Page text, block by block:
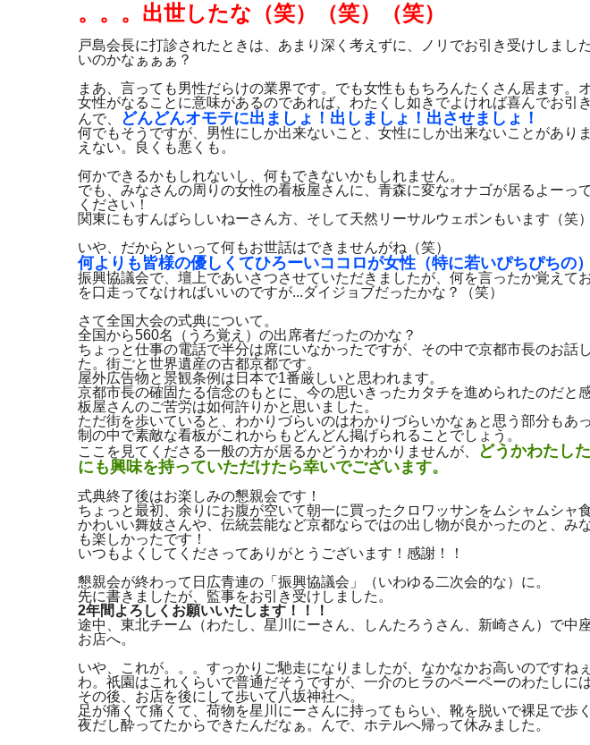
。。。出世したな（笑）（笑）（笑）
戸島会長に打診されたときは、あまり深く考えずに、ノリでお引き受けしまし
いのかなぁぁぁ？
まあ、言っても男性だらけの業界です。でも女性ももちろんたくさん居ます。
女性がなることに意味があるのであれば、わたくし如きでよければ喜んでお引
んで、
どんどんオモテに出ましょ！出しましょ！出させましょ！
何でもそうですが、男性にしか出来ないこと、女性にしか出来ないことがあり
えない。良くも悪くも。
何かできるかもしれないし、何もできないかもしれません。
でも、みなさんの周りの女性の看板屋さんに、青森に変なオナゴが居るよーっ
ください！
関東にもすんばらしいねーさん方、そして天然リーサルウェポンもいます（笑）
いや、だからといって何もお世話はできませんがね（笑）
何よりも皆様の優しくてひろーいココロが女性（特に若いぴちぴちの
振興協議会で、壇上であいさつさせていただきましたが、何を言ったか覚えて
を口走ってなければいいのですが...ダイジョブだったかな？（笑）
さて全国大会の式典について。
全国から560名（うろ覚え）の出席者だったのかな？
ちょっと仕事の電話で半分は席にいなかったですが、その中で京都市長のお話
た。街ごと世界遺産の古都京都です。
屋外広告物と景観条例は日本で1番厳しいと思われます。
京都市長の確固たる信念のもとに、今の思いきったカタチを進められたのだと
板屋さんのご苦労は如何許りかと思いました。
ただ街を歩いていると、わかりづらいのはわかりづらいかなぁと思う部分もあ
制の中で素敵な看板がこれからもどんどん掲げられることでしょう。
ここを見てくださる一般の方が居るかどうかわかりませんが、
どうかわたし
にも興味を持っていただけたら幸いでございます。
式典終了後はお楽しみの懇親会です！
ちょっと最初、余りにお腹が空いて朝一に買ったクロワッサンをムシャムシャ
かわいい舞妓さんや、伝統芸能など京都ならではの出し物が良かったのと、み
も楽しかったです！
いつもよくしてくださってありがとうございます！感謝！！
懇親会が終わって日広青連の「振興協議会」（いわゆる二次会的な）に。
先に書きましたが、監事をお引き受けしました。
2年間よろしくお願いいたします！！！
途中、東北チーム（わたし、星川にーさん、しんたろうさん、新崎さん）で中
お店へ。
いや、これが。。。すっかりご馳走になりましたが、なかなかお高いのですね
わ。祇園はこれくらいで普通だそうですが、一介のヒラのペーペーのわたしに
その後、お店を後にして歩いて八坂神社へ。
足が痛くて痛くて、荷物を星川にーさんに持ってもらい、靴を脱いで裸足で歩
夜だし酔ってたからできたんだなぁ。んで、ホテルへ帰って休みました。